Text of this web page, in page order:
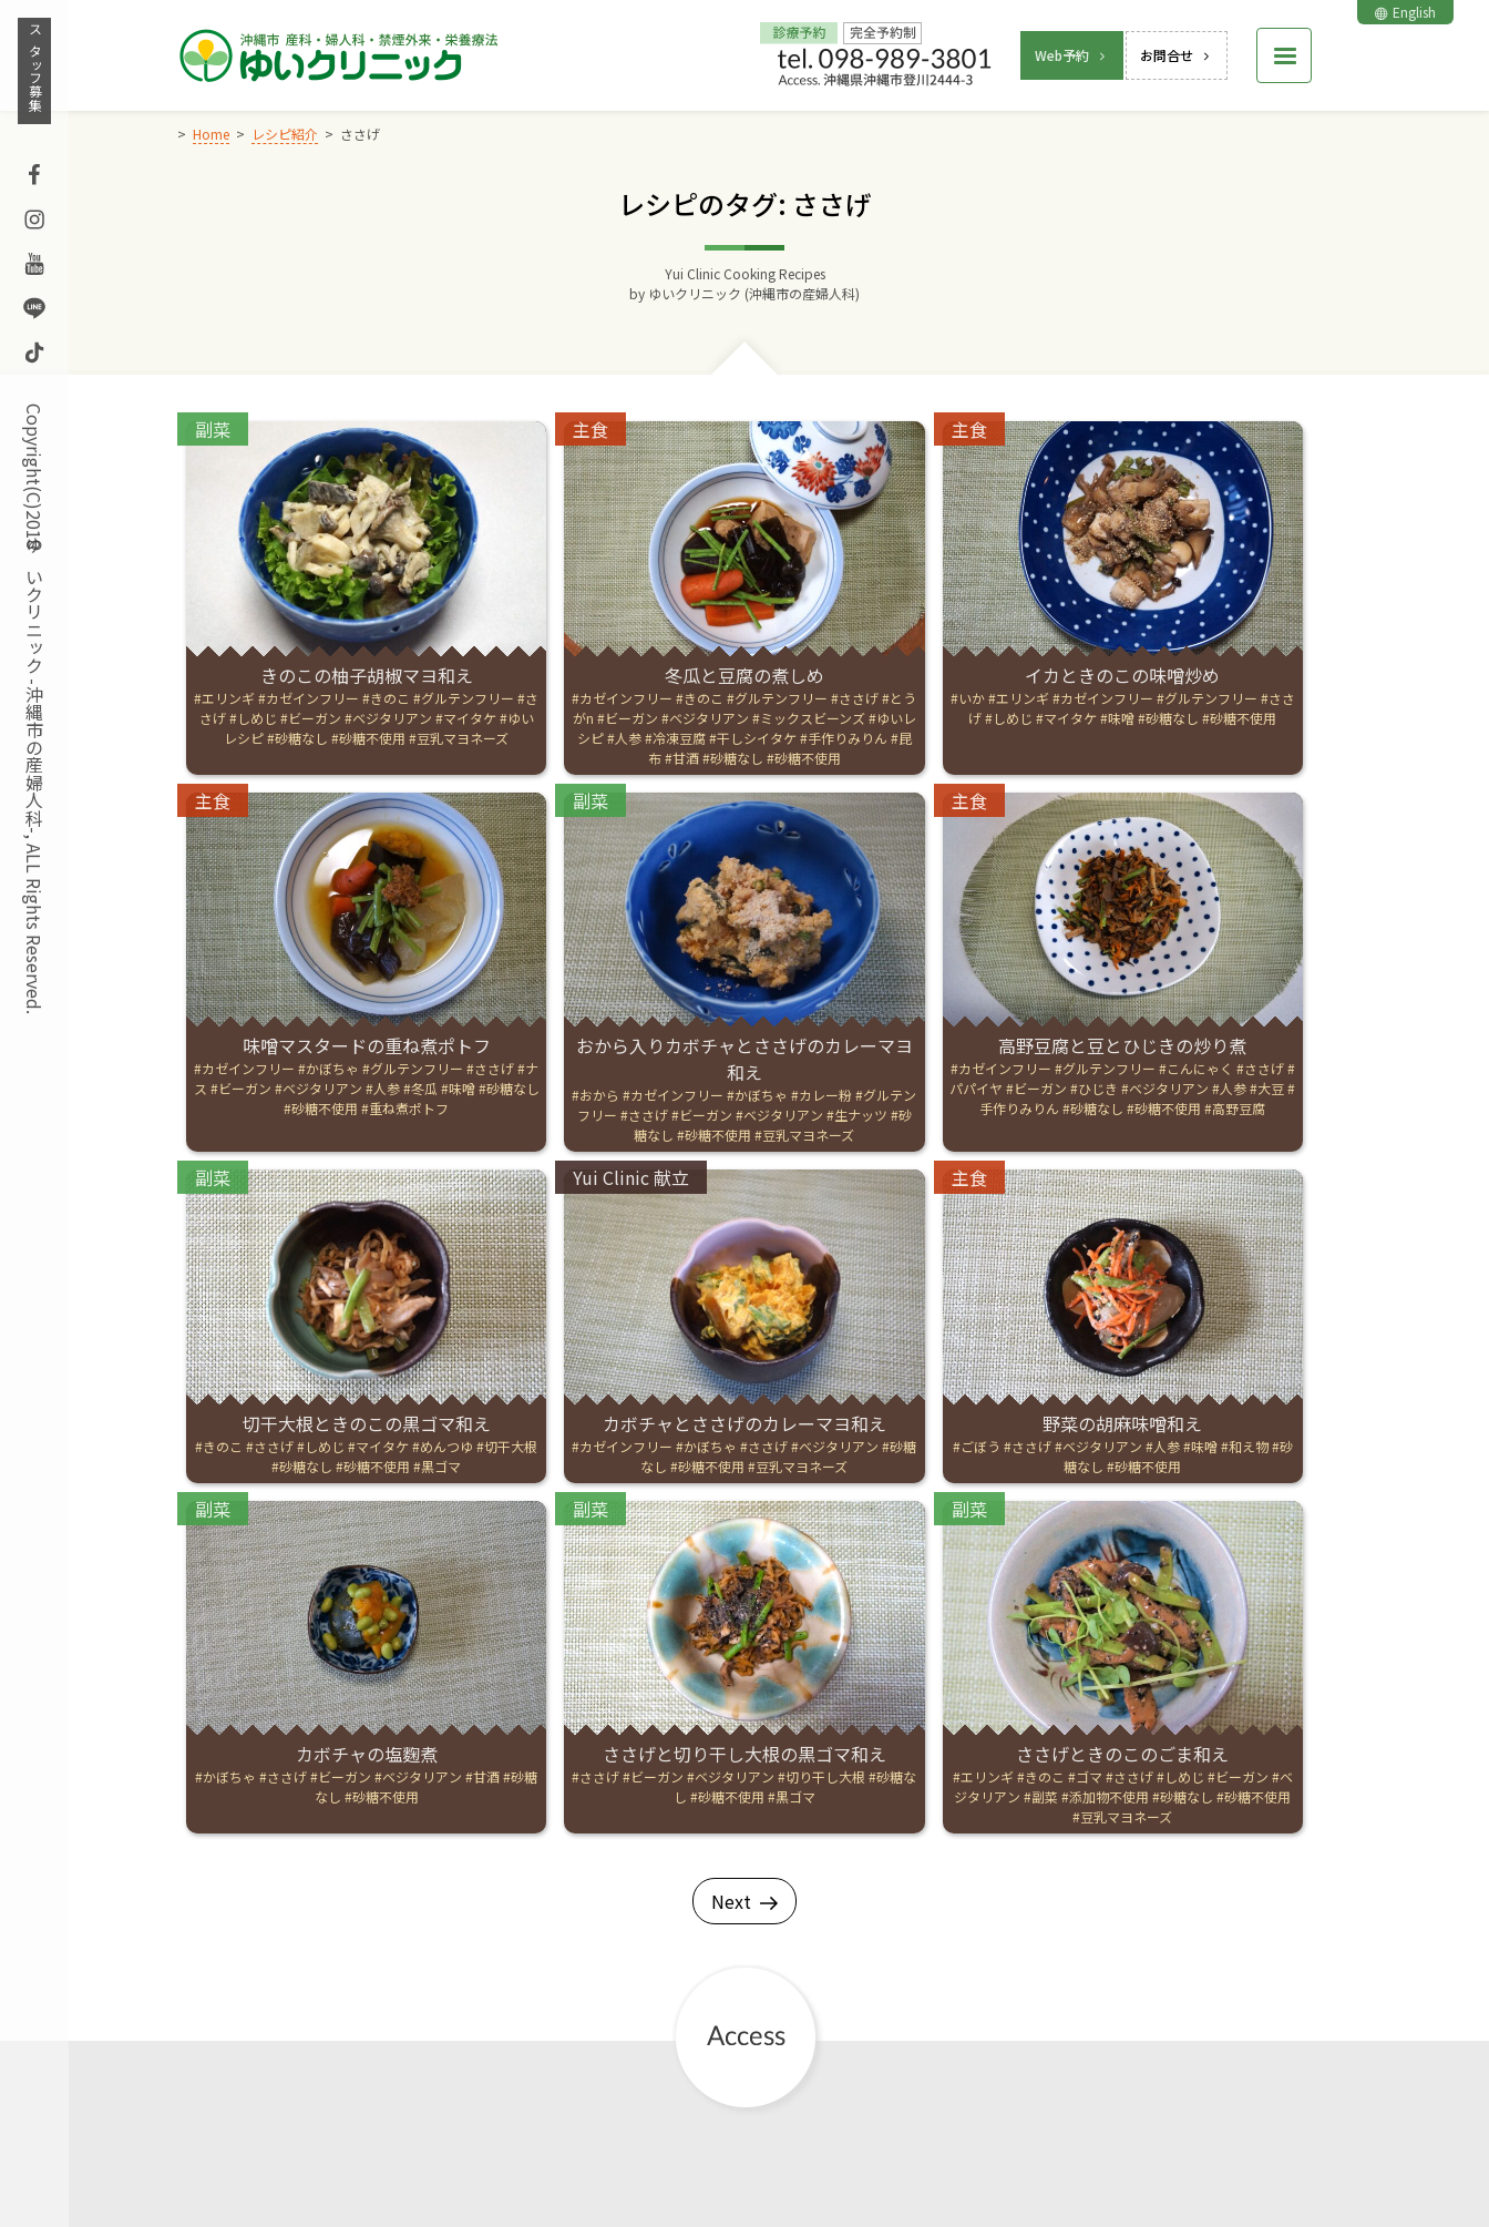
Skip
content
Web予約 お問合せ
English
スタッフ募集
Facebook
Instagram
Youtube
Line
TikTok
Copyright(C)2018ゆいクリニック -沖縄市の産婦人科-, ALL Rights Reserved.
Home レシピ紹介 ささげ
レシピのタグ: ささげ
Yui Clinic Cooking Recipes
by ゆいクリニック (沖縄市の産婦人科)
Categories:
副菜
きのこの柚子胡椒マヨ和え
Tags:
エリンギ カゼインフリー きのこ グルテンフリー
さ
さげ しめじ ビーガン ベジタリアン マイタケ
ゆい
レシピ 砂糖なし 砂糖不使用 豆乳マヨネーズ
Categories:
主食
冬瓜と豆腐の煮しめ
Tags:
カゼインフリー きのこ グルテンフリー ささげ
とう
がn
ビーガン ベジタリアン ミックスビーンズ ゆいレ
シピ 人参 冷凍豆腐 干しシイタケ 手作りみりん
昆
布 甘酒 砂糖なし 砂糖不使用
Categories:
主食
イカときのこの味噌炒め
Tags:
いか エリンギ カゼインフリー グルテンフリー
ささ
げ
しめじ マイタケ 味噌 砂糖なし 砂糖不使用
Categories:
主食
味噌マスタードの重ね煮ポトフ
Tags:
カゼインフリー かぼちゃ グルテンフリー ささげ
ナ
ス
ビーガン ベジタリアン 人参 冬瓜 味噌 砂糖なし
砂糖不使用
重ね煮ポトフ
Categories:
副菜
おから入りカボチャとささげのカレーマヨ
和え
Tags:
おから カゼインフリー かぼちゃ カレー粉
グルテン
フリー
ささげ ビーガン ベジタリアン 生ナッツ
砂
糖なし
砂糖不使用 豆乳マヨネーズ
Categories:
主食
高野豆腐と豆とひじきの炒り煮
Tags:
カゼインフリー グルテンフリー こんにゃく
ささげ
パパイヤ
ビーガン ひじき ベジタリアン 人参
大豆
手作りみりん
砂糖なし 砂糖不使用 高野豆腐
Categories:
副菜
切干大根ときのこの黒ゴマ和え
Tags:
きのこ ささげ しめじ マイタケ めんつゆ
切干大根
砂糖なし
砂糖不使用 黒ゴマ
Categories:
Yui Clinic 献立
カボチャとささげのカレーマヨ和え
Tags:
カゼインフリー かぼちゃ ささげ ベジタリアン
砂糖
なし
砂糖不使用 豆乳マヨネーズ
Categories:
主食
野菜の胡麻味噌和え
Tags:
ごぼう ささげ ベジタリアン 人参 味噌 和え物 砂
糖なし
砂糖不使用
Categories:
副菜
カボチャの塩麴煮
Tags:
かぼちゃ ささげ ビーガン ベジタリアン 甘酒 砂糖
なし
砂糖不使用
Categories:
副菜
ささげと切り干し大根の黒ゴマ和え
Tags:
ささげ ビーガン ベジタリアン 切り干し大根
砂糖な
し
砂糖不使用 黒ゴマ
Categories:
副菜
ささげときのこのごま和え
Tags:
エリンギ きのこ ゴマ ささげ しめじ ビーガン
ベ
ジタリアン
副菜 添加物不使用 砂糖なし
砂糖不使用
豆乳マヨネーズ
Next
交通アクセス
院長からのごあいさつ
ゆいクリニックの経営理念
妊婦健診
お産について
親と子の結びつき支援
母乳育児
予防接種
その他の診療内容
‘さんルーム’ でさまざまな講座・クラス
遠方にお住まいで当院での出産を希望される方へ
医師プロフィール
English Page